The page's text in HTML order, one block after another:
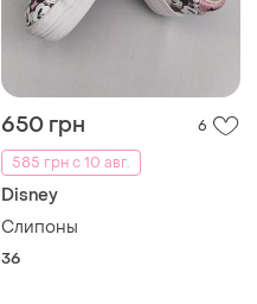
650 грн
6
585 грн с 10 авг.
Disney
Слипоны
36